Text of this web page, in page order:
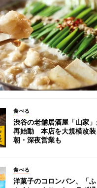
食べる
渋谷の老舗居酒屋「山家
再始動 本店を大規模改装
朝・深夜営業も
食べる
洋菓子のコロンバン、「ふ